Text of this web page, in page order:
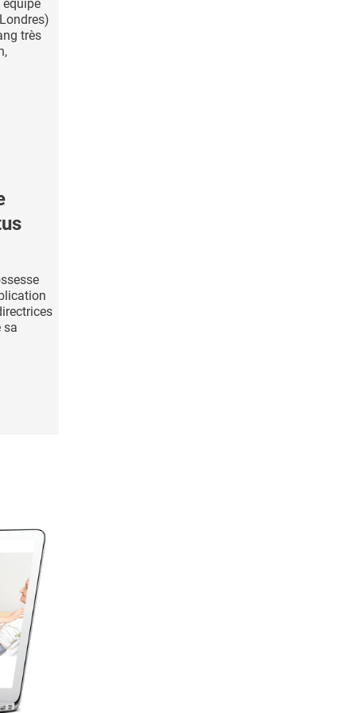
équipe
très
sa